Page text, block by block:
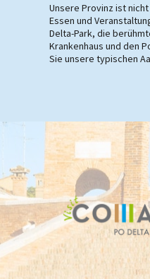
Unsere Provinz ist
Essen und
Delta-Park, die
Krankenhaus und den
Sie unsere typischen